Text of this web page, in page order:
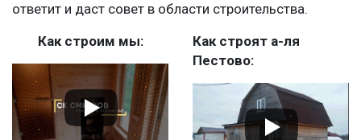
ответит и даст совет в области строительства.
Как строим мы:
Как строят а-ля
Пестово: